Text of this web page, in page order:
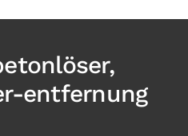
entfernung